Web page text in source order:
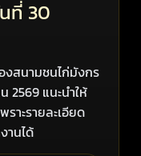
ที่ 30
งสนามชนไก่มังกร
2569 แนะนำให้
าะรายละเอียด
านได้